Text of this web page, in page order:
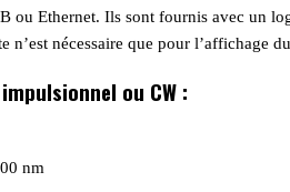
ou Ethernet. Ils sont fournis avec un
nécessaire que pour l’affichage
ou CW :
nm